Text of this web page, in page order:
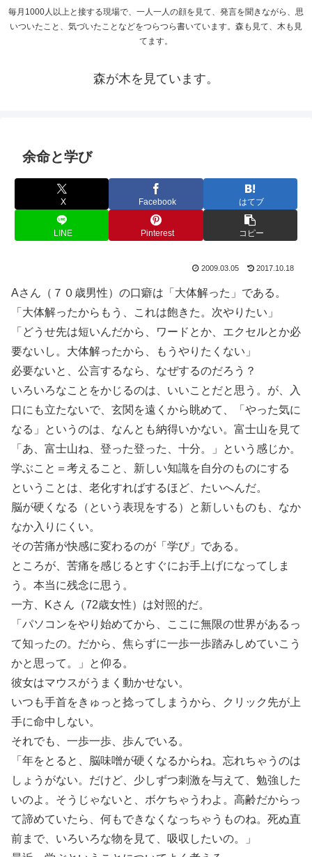
毎月1000人以上と接する現場で、一人一人の顔を見て、発言を聞きながら、思
いついたこと、気づいたことなどをつらつら書いています。森も見て、木も見
てます。
森が木を見ています。
余命と学び
X Facebook はてブ
LINE Pinterest コピー
2009.03.05 2017.10.18
Aさん（７０歳男性）の口癖は「大体解った」である。
「大体解ったからもう、これは飽きた。次やりたい」
「どうせ先は短いんだから、ワードとか、エクセルとか必
要ないし。大体解ったから、もうやりたくない」
必要ないと、公言するなら、なぜするのだろう？
いろいろなことをかじるのは、いいことだと思う。が、入
口にも立たないで、玄関を遠くから眺めて、「やった気に
なる」というのは、なんとも納得いかない。富士山を見て
「あ、富士山ね、登った登った、十分。」という感じか。
学ぶこと＝考えること、新しい知識を自分のものにする
ということは、老化すればするほど、たいへんだ。
脳が硬くなる（という表現をする）と新しいものも、なか
なか入りにくい。
その苦痛が快感に変わるのが「学び」である。
ところが、苦痛を感じるとすぐにお手上げになってしま
う。本当に残念に思う。
一方、Kさん（72歳女性）は対照的だ。
「パソコンをやり始めてから、ここに無限の世界があるっ
て知ったの。だから、焦らずに一歩一歩踏みしめていこう
かと思って。」と仰る。
彼女はマウスがうまく動かせない。
いつも手首をきゅっと捻ってしまうから、クリック先が上
手に命中しない。
それでも、一歩一歩、歩んでいる。
「年をとると、脳味噌が硬くなるからね。忘れちゃうのは
しょうがない。だけど、少しずつ刺激を与えて、勉強した
いのよ。そうじゃないと、ボケちゃうわよ。高齢だからっ
て諦めていたら、何もできなくなっちゃうものね。死ぬ直
前まで、いろいろな物を見て、吸収したいの。」